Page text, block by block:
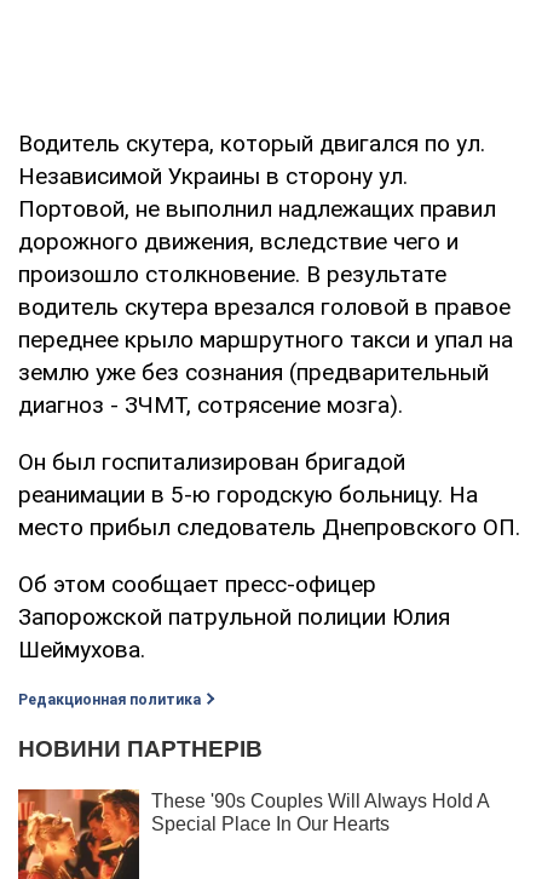
Водитель скутера, который двигался по ул.
Независимой Украины в сторону ул.
Портовой, не выполнил надлежащих правил
дорожного движения, вследствие чего и
произошло столкновение. В результате
водитель скутера врезался головой в правое
переднее крыло маршрутного такси и упал на
землю уже без сознания (предварительный
диагноз - ЗЧМТ, сотрясение мозга).
Он был госпитализирован бригадой
реанимации в 5-ю городскую больницу. На
место прибыл следователь Днепровского ОП.
Об этом сообщает пресс-офицер
Запорожской патрульной полиции Юлия
Шеймухова.
Редакционная политика